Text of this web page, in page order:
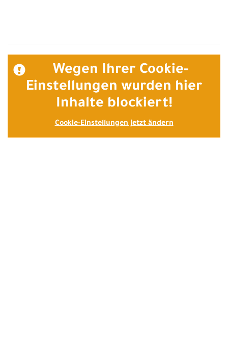
Wegen Ihrer Cookie-
Einstellungen wurden hier
Inhalte blockiert!
Cookie-Einstellungen jetzt ändern